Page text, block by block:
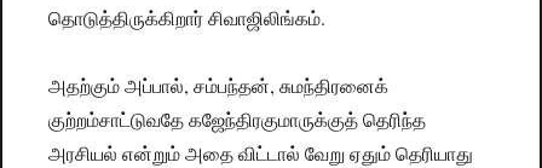
தொடுத்திருக்கிறார் சிவாஜிலிங்கம்.
அதற்கும் அப்பால், சம்பந்தன், சுமந்திரனைக்
குற்றம்சாட்டுவதே கஜேந்திரகுமாருக்குத் தெரிந்த
அரசியல் என்றும் அதை விட்டால் வேறு ஏதும் தெரியாது